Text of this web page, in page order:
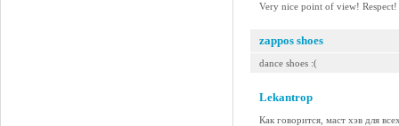
Very nice point of view! Respect!
zappos shoes
dance shoes :(
Lekantrop
Как говорится, маст хэв для